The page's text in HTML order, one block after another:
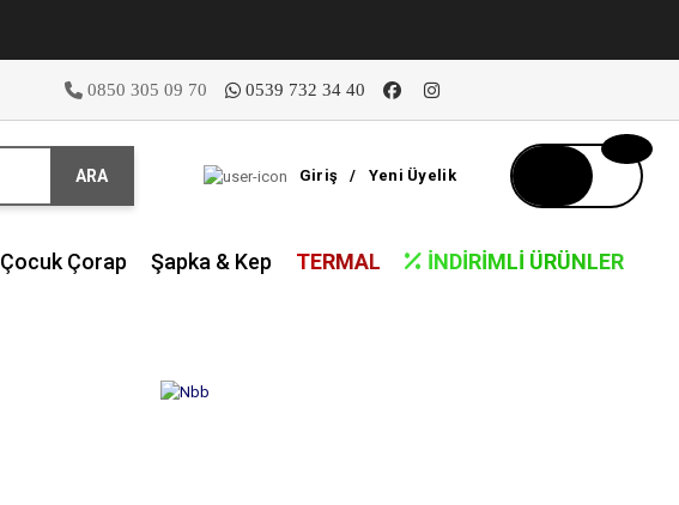
0850 305 09 70 0539 732 34 40
ARA Giriş / Yeni Üyelik
Çocuk Çorap Şapka & Kep TERMAL İNDIRIMLI ÜRÜNLER